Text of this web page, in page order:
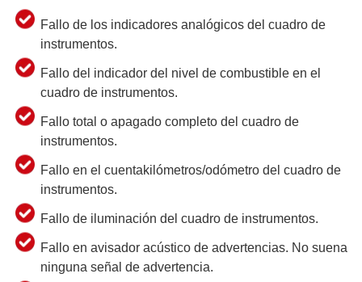
Fallo de los indicadores analógicos del cuadro de
instrumentos.
Fallo del indicador del nivel de combustible en el
cuadro de instrumentos.
Fallo total o apagado completo del cuadro de
instrumentos.
Fallo en el cuentakilómetros/odómetro del cuadro de
instrumentos.
Fallo de iluminación del cuadro de instrumentos.
Fallo en avisador acústico de advertencias. No suena
ninguna señal de advertencia.